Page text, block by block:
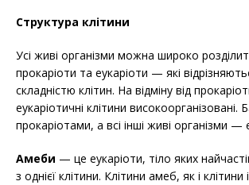
Структура клітини
Усі живі організми можна широко
прокаріоти та еукаріоти — які
складністю клітин. На відміну від
еукаріотичні клітини високоорганізовані.
прокаріотами, а всі інші живі організми —
Амеби — це еукаріоти, тіло яких
з однієї клітини. Клітини амеб, як і клітини